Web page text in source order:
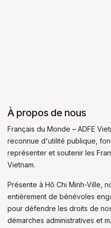
À propos de nous
Français du Monde – ADFE
reconnue d'utilité publique,
représenter et soutenir les
Vietnam.
Présente à Hô Chi Minh-Ville,
entièrement de bénévoles
pour défendre les droits de
démarches administratives et